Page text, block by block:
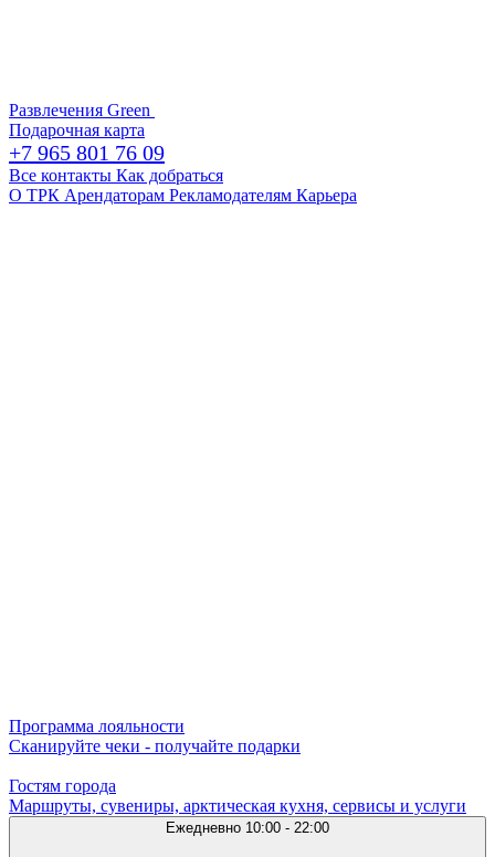
Развлечения Green
Подарочная карта
+7 965 801 76 09
Все контакты Как добраться
О ТРК Арендаторам Рекламодателям Карьера
Программа лояльности
Сканируйте чеки - получайте подарки
Гостям города
Маршруты, сувениры, арктическая кухня, сервисы и услуги
Ежедневно 10:00 - 22:00